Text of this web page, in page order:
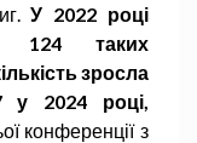
У 2022 році
124 таких
зросла
2024 році,
конференції з